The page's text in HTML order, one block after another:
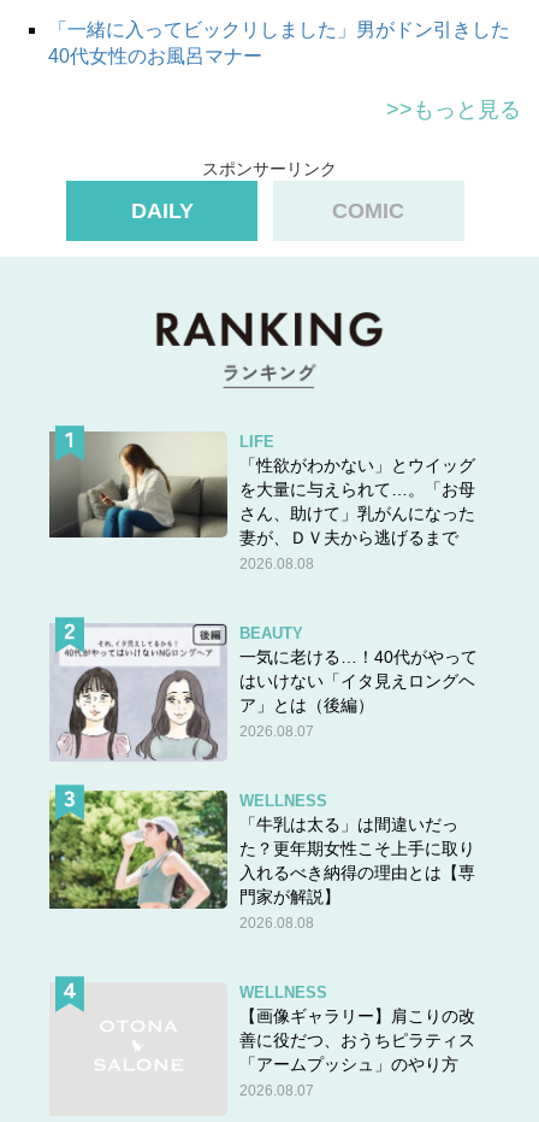
なかった」という思いのほうが強くなったと言います。そ
して今や夫に対しては「憎しみ」の感情を抱いているのだ
夫らしいことをしない夫に強い嫌悪感
「お金や時間にだらしなかったり平気で嘘をついたり、家
いるだけ。出かけるのも面倒がり、日用品の買い物すらし
てくれません。夫の嫌なところを挙げればキリがないので
すが、要するに“夫らしいこと”は何もしないくせに夜の生
活だけは熱心で、そういう夫に対してどんどん嫌悪感が強
まってしまって。
もはや私は、なんのために再婚したんだろう？って自分の
選択を後悔しています。夫の顔を見るだけでも不愉快だ
し、できれば家に帰ってきてほしくないとすら思ってしま
う。離婚してもいいかなって思っていますが、夫に言った
ら『離婚したくない』の一点張りで話になりません。なら
そんな夫に対して、“浮気でもしてくれればパッと別れら
れるのに”、“いっそのこと消えてくれればいいのに”とすら
思ってしまう自分もいて、どんどん自分の心が荒んでいく
「一緒に入ってビックリしました」男がドン引きした
40代女性のお風呂マナー
>>もっと見る
スポンサーリンク
DAILY COMIC
LIFE
「性欲がわかない」とウイッグ
を大量に与えられて…。「お母
さん、助けて」乳がんになった
妻が、ＤＶ夫から逃げるまで
2026.08.08
BEAUTY
一気に老ける…！40代がやって
はいけない「イタ見えロングヘ
ア」とは（後編）
2026.08.07
WELLNESS
「牛乳は太る」は間違いだっ
た？更年期女性こそ上手に取り
入れるべき納得の理由とは【専
門家が解説】
2026.08.08
WELLNESS
【画像ギャラリー】肩こりの改
善に役だつ、おうちピラティス
「アームプッシュ」のやり方
2026.08.07